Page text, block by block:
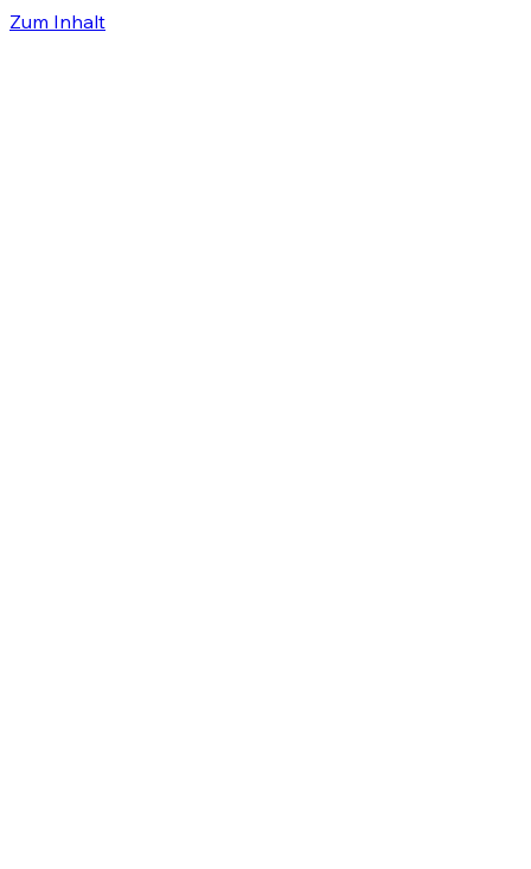
Zum Inhalt